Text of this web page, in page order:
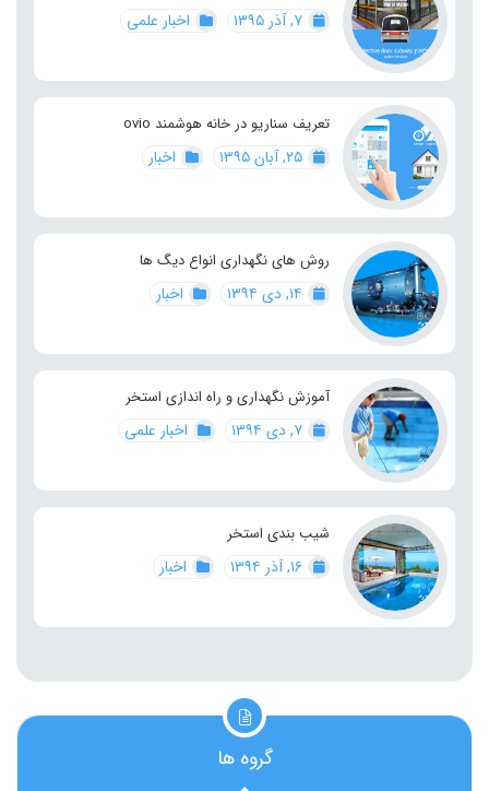
اخبار علمی
تعریف سناریو در خانه هوشمند ovio
اخبار
روش های نگهداری انواع دیگ ها
اخبار
آموزش نگهداری و راه اندازی استخر
اخبار علمی
شیب بندی استخر
اخبار
گروه ها